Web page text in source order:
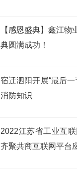
【感恩盛典】鑫江物
典圆满成功！
宿迁泗阳开展“最后一
消防知识
2022江苏省工业互
齐聚共商互联网平台